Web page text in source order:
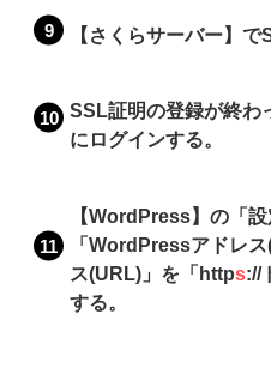
【さくらサーバー】で
SSL証明の登録が終わ
にログインする。
【WordPress】の「
「WordPressアドレ
ス(URL)」を「https://
する。